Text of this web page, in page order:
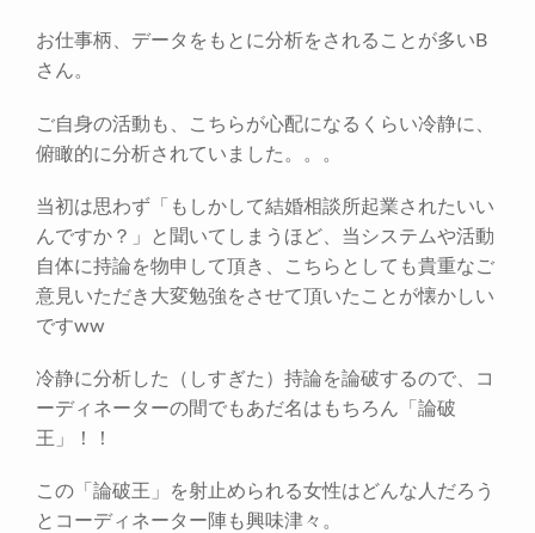
お仕事柄、データをもとに分析をされることが多いB
さん。
ご自身の活動も、こちらが心配になるくらい冷静に、
俯瞰的に分析されていました。。。
当初は思わず「もしかして結婚相談所起業されたいい
んですか？」と聞いてしまうほど、当システムや活動
自体に持論を物申して頂き、こちらとしても貴重なご
意見いただき大変勉強をさせて頂いたことが懐かしい
ですww
冷静に分析した（しすぎた）持論を論破するので、コ
ーディネーターの間でもあだ名はもちろん「論破
王」！！
この「論破王」を射止められる女性はどんな人だろう
とコーディネーター陣も興味津々。